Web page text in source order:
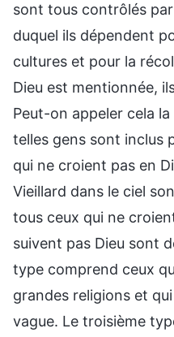
sont tous contrôlés
duquel ils dépendent
cultures et pour la
Dieu est mentionnée,
Peut-on appeler cela
telles gens sont inclus
qui ne croient pas en
Vieillard dans le ciel
tous ceux qui ne
suivent pas Dieu sont
type comprend ceux
grandes religions et
vague. Le troisième